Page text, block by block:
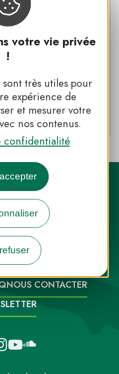
votre vie privée
!
sont très utiles pour
expérience de
et mesurer votre
nos contenus.
confidentialité
Facebook !
Instagram !
Twitter !
nos vidéos !
de l’inspiration en
NOUS CONTACTER